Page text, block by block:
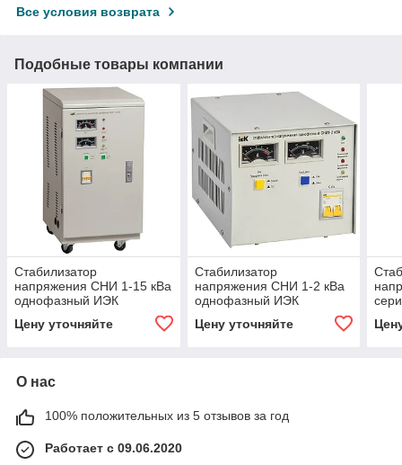
Все условия возврата
Подобные товары компании
Стабилизатор
напряжения CHИ 1-15 кВа
однофазный ИЭК
Цену уточняйте
Стабилизатор
напряжения CHИ 1-2 кВа
однофазный ИЭК
Цену уточняйте
О нас
100% положительных из 5 отзывов за год
Работает с 09.06.2020